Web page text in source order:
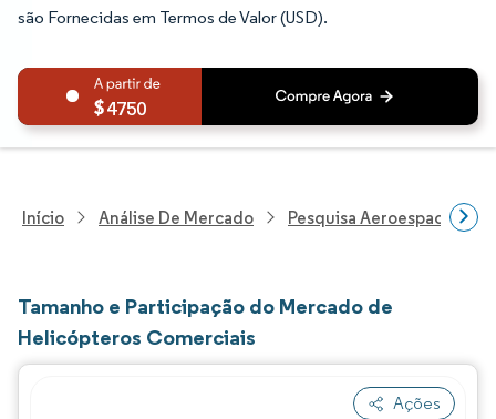
são Fornecidas em Termos de Valor (USD).
4750
Início Análise De Mercado Pesquisa Aeroespacial E
Tamanho e Participação do Mercado de
Helicópteros Comerciais
Ações